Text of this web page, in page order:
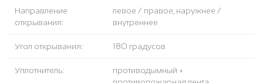
Направление
открывания:
левое / правое, наружнее /
внутреннее
Угол открывания: 180 градусов
Уплотнитель:
противодымный +